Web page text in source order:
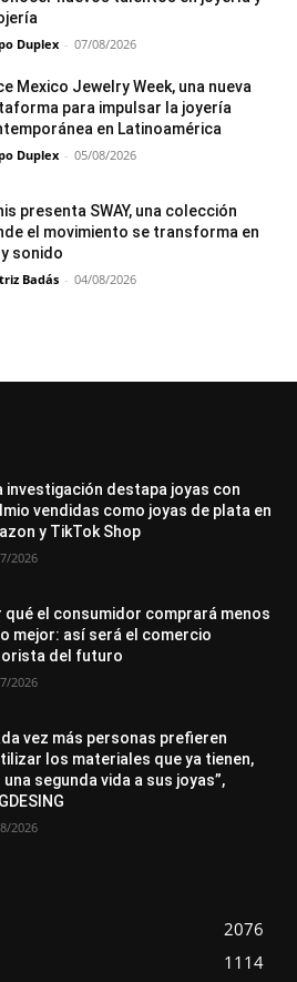
Duplex - 07/08/2026
Mexico Jewelry Week, una nueva
para impulsar la joyería
en Latinoamérica
Duplex - 05/08/2026
presenta SWAY, una colección
el movimiento se transforma en
y sonido
Badás - 04/08/2026
investigación destapa joyas con
vendidas como joyas de plata en
y TikTok Shop
2026
qué el consumidor comprará menos
mejor: así será el comercio
del futuro
2026
vez más personas prefieren
los materiales que ya tienen,
una segunda vida a sus joyas”,
2026
2076
1114